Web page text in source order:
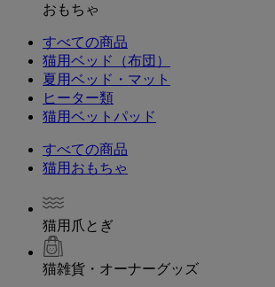
おもちゃ
すべての商品
猫用ベッド（布団）
夏用ベッド・マット
ヒーター類
猫用ベットパッド
すべての商品
猫用おもちゃ
猫用爪とぎ
猫雑貨・オーナーグッズ